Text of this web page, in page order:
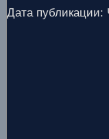
Дата публикации: